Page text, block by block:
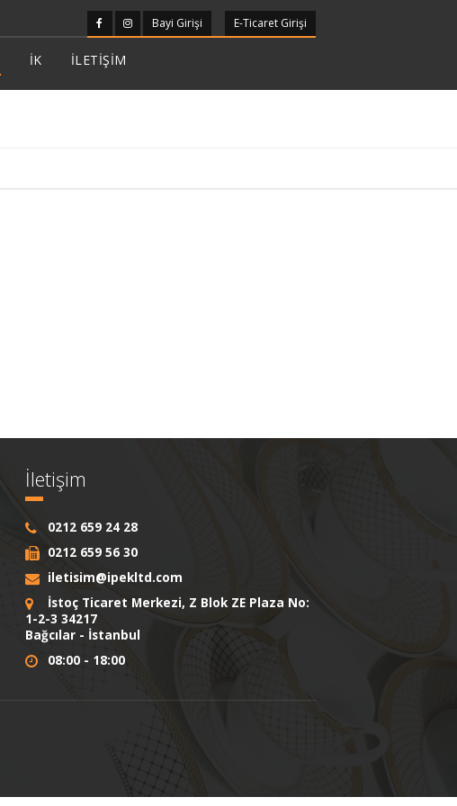
Bayi Girişi E-Ticaret Girişi
İK İLETİŞİM
İletişim
0212 659 24 28
0212 659 56 30
iletisim@ipekltd.com
İstoç Ticaret Merkezi, Z Blok ZE Plaza No:
1-2-3 34217
Bağcılar - İstanbul
08:00 - 18:00